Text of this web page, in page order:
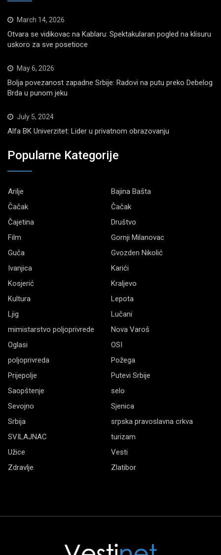
March 14, 2026
Otvara se vidikovac na Kablaru: Spektakularan pogled na klisuru
uskoro za sve posetioce
May 6, 2026
Bolja povezanost zapadne Srbije: Radovi na putu preko Debelog
Brda u punom jeku
July 5, 2024
Alfa BK Univerzitet: Lider u privatnom obrazovanju
Popularne Kategorije
Arilje
Bajina Bašta
Čačak
Čačak
Čajetina
Društvo
Film
Gornji Milanovac
Guča
Gvozden Nikolić
Ivanjica
Karići
Kosjerić
Kraljevo
Kultura
Lepota
Ljig
Lučani
mimistarstvo poljoprivrede
Nova Varoš
Oglasi
OSI
poljoprivreda
Požega
Prijepolje
Putevi Srbije
Saopštenje
selo
Sevojno
Sjenica
Srbija
srpska pravoslavna crkva
SVILAJNAC
turizam
Užice
Vesti
Zdravlje
Zlatibor